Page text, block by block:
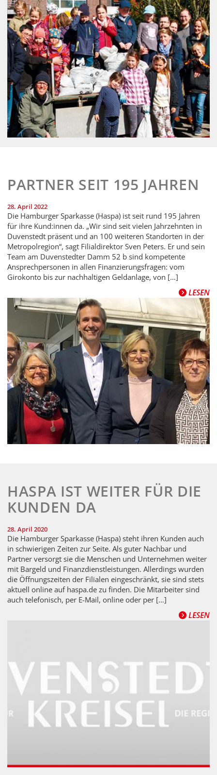
PARTNER SEIT 195 JAHREN
28. April 2022
Die Hamburger Sparkasse (Haspa) ist seit rund 195 Jahren
für ihre Kund:innen da. „Wir sind seit vielen Jahrzehnten in
Duvenstedt präsent und an 100 weiteren Standorten in der
Metropolregion“, sagt Filialdirektor Sven Peters. Er und sein
Team am Duvenstedter Damm 52 b sind kompetente
Ansprechpersonen in allen Finanzierungsfragen: vom
Girokonto bis zur nachhaltigen Geldanlage, von […]
LESEN
HASPA IST WEITER FÜR DIE
KUNDEN DA
28. April 2020
Die Hamburger Sparkasse (Haspa) steht ihren Kunden auch
in schwierigen Zeiten zur Seite. Als guter Nachbar und
Partner versorgt sie die Menschen und Unternehmen weiter
mit Bargeld und Finanzdienstleistungen. Allerdings wurden
die Öffnungszeiten der Filialen eingeschränkt, sie sind stets
aktuell online auf haspa.de zu finden. Die Mitarbeiter sind
auch telefonisch, per E-Mail, online oder per […]
LESEN